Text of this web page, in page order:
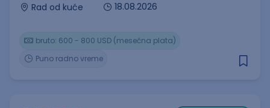
Rad od kuće
18.08.2026
Puno radno vreme
bruto: 600 - 800 USD (mesečna plata)